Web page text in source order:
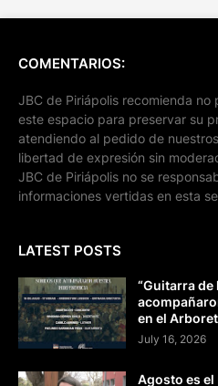
COMENTARIOS:
JBC de Piriápolis recomienda
este espacio para preservar su
atendiendo al pedido de
libertad de expresión sin
JBC de Piriápolis no se
informaciones vertidas en esta
LATEST POSTS
“Guitarra
en el
July 16, 2026
Agosto es el